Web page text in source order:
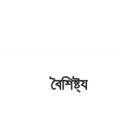
বৈশিষ্ট্য